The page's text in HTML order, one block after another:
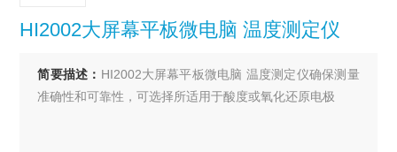
HI2002大屏幕平板微电脑 温度测定仪
简要描述： HI2002大屏幕平板微电脑 温度测定仪确保测量
准确性和可靠性，可选择所适用于酸度或氧化还原电极